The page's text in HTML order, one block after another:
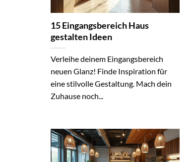
15 Eingangsbereich Haus
gestalten Ideen
Verleihe deinem Eingangsbereich
neuen Glanz! Finde Inspiration für
eine stilvolle Gestaltung. Mach dein
Zuhause noch...